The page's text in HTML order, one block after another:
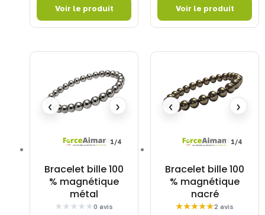
Bracelet bille 100
% magnétique
métal
0 avis
‹ ›
1/4
Bracelet bille 100
% magnétique
nacré
2 avis
‹ ›
1/4